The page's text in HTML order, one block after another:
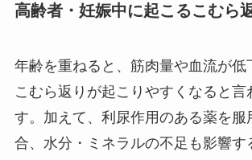
高齢者・妊娠中に起こるこむら
年齢を重ねると、筋肉量や血流が低
こむら返りが起こりやすくなると言
す。加えて、利尿作用のある薬を服
合、水分・ミネラルの不足も影響す